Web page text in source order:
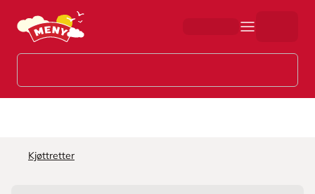
Hopp til hovedinnhold
Kjøttretter